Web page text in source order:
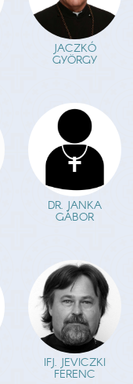
JACZKÓ
GYÖRGY
DR. JANKA
GÁBOR
IFJ. JEVICZKI
FERENC